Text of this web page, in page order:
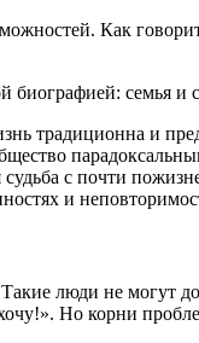
Как
биографией: семья
традиционна и
с почти
и
люди не могут
Но корни